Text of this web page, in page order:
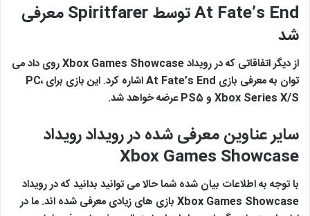
At Fate’s EndتوسطSpiritfarerمعرفی
شد
از دیگر اتفاقاتی که در رویداد Xbox Games Showcase روی داد می
توان به معرفی بازی At Fate’s End اشاره کرد. این بازی برای PC،
Xbox Series X/S و PS5 عرضه خواهد شد.
سایر عناوین معرفی شده در رویداد رویداد
Xbox Games Showcase
با توجه به اطلاعات بیان شده شما حالا می توانید بدانید که در رویداد
Xbox Games Showcase بازی های زیادی معرفی شده اند. ما در